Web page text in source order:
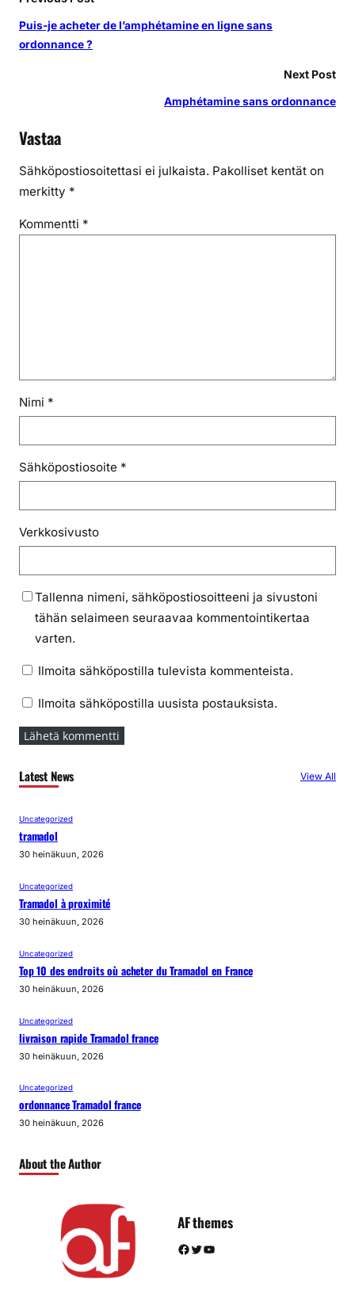
Puis-je acheter de l’amphétamine en ligne sans
ordonnance ?
Next Post
Amphétamine sans ordonnance
Vastaa
Sähköpostiosoitettasi ei julkaista. Pakolliset kentät on
merkitty *
Kommentti *
Nimi *
Sähköpostiosoite *
Verkkosivusto
Tallenna nimeni, sähköpostiosoitteeni ja sivustoni
tähän selaimeen seuraavaa kommentointikertaa
varten.
Ilmoita sähköpostilla tulevista kommenteista.
Ilmoita sähköpostilla uusista postauksista.
Latest News View All
Uncategorized
tramadol
30 heinäkuun, 2026
Uncategorized
Tramadol à proximité
30 heinäkuun, 2026
Uncategorized
Top 10 des endroits où acheter du Tramadol en France
30 heinäkuun, 2026
Uncategorized
livraison rapide Tramadol france
30 heinäkuun, 2026
Uncategorized
ordonnance Tramadol france
30 heinäkuun, 2026
About the Author
AF themes
Facebook Twitter YouTube